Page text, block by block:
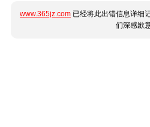
www.365jz.com 已经将此出错信息详细
们深感歉